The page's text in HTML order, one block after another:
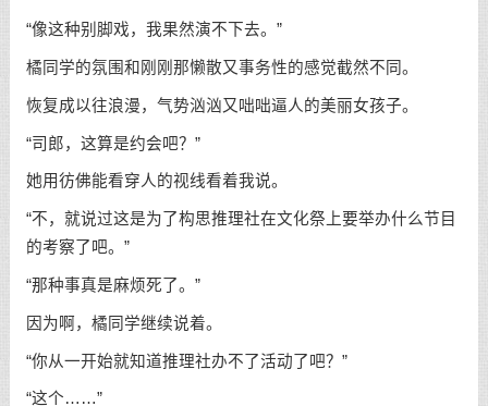
“像这种别脚戏，我果然演不下去。”
橘同学的氛围和刚刚那懒散又事务性的感觉截然不同。
恢复成以往浪漫，气势汹汹又咄咄逼人的美丽女孩子。
“司郎，这算是约会吧？”
她用彷佛能看穿人的视线看着我说。
“不，就说过这是为了构思推理社在文化祭上要举办什么节目
的考察了吧。”
“那种事真是麻烦死了。”
因为啊，橘同学继续说着。
“你从一开始就知道推理社办不了活动了吧？”
“这个……”